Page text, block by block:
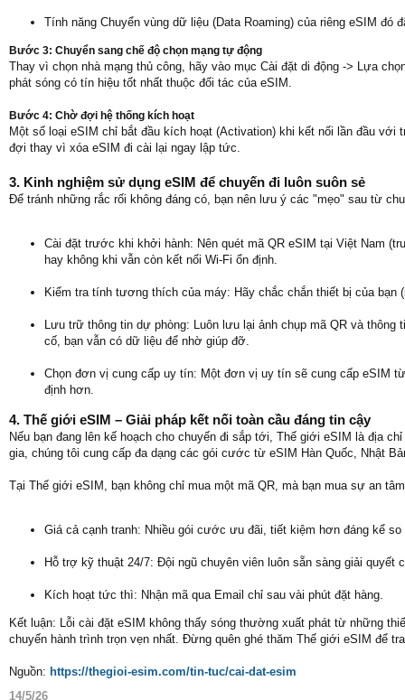
Tính năng Chuyển vùng dữ liệu (Data Roaming) của riêng eSIM đó
Bước 3: Chuyển sang chế độ chọn mạng tự động
Thay vì chọn nhà mạng thủ công, hãy vào mục Cài đặt di động -> Lựa
phát sóng có tín hiệu tốt nhất thuộc đối tác của eSIM.
Bước 4: Chờ đợi hệ thống kích hoạt
Một số loại eSIM chỉ bắt đầu kích hoạt (Activation) khi kết nối lần đầu
đợi thay vì xóa eSIM đi cài lại ngay lập tức.
3. Kinh nghiệm sử dụng eSIM để chuyến đi luôn suôn sẻ
Để tránh những rắc rối không đáng có, bạn nên lưu ý các "mẹo" sau từ
Cài đặt trước khi khởi hành: Nên quét mã QR eSIM tại Việt Nam
hay không khi vẫn còn kết nối Wi-Fi ổn định.
Kiểm tra tính tương thích của máy: Hãy chắc chắn thiết bị của
Lưu trữ thông tin dự phòng: Luôn lưu lại ảnh chụp mã QR và
cố, bạn vẫn có dữ liệu để nhờ giúp đỡ.
Chọn đơn vị cung cấp uy tín: Một đơn vị uy tín sẽ cung cấp eSIM
định hơn.
4. Thế giới eSIM – Giải pháp kết nối toàn cầu đáng tin cậy
Nếu bạn đang lên kế hoạch cho chuyến đi sắp tới, Thế giới eSIM là địa
gia, chúng tôi cung cấp đa dạng các gói cước từ eSIM Hàn Quốc, Nhật
Tại Thế giới eSIM, bạn không chỉ mua một mã QR, mà bạn mua sự an
Giá cả cạnh tranh: Nhiều gói cước ưu đãi, tiết kiệm hơn đáng kể
Hỗ trợ kỹ thuật 24/7: Đội ngũ chuyên viên luôn sẵn sàng giải
Kích hoạt tức thì: Nhận mã qua Email chỉ sau vài phút đặt hàng.
Kết luận: Lỗi cài đặt eSIM không thấy sóng thường xuất phát từ những
chuyến hành trình trọn vẹn nhất. Đừng quên ghé thăm Thế giới eSIM để
Nguồn: https://thegioi-esim.com/tin-tuc/cai-dat-esim
14/5/26